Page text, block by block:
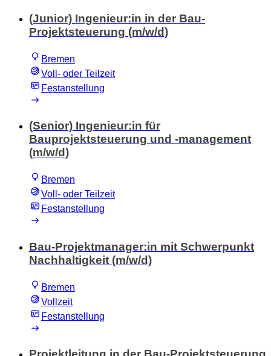
(Junior) Ingenieur:in in der Bau-
Projektsteuerung (m/w/d)
Bremen
Voll- oder Teilzeit
Festanstellung
(Senior) Ingenieur:in für
Bauprojektsteuerung und -management
(m/w/d)
Bremen
Voll- oder Teilzeit
Festanstellung
Bau-Projektmanager:in mit Schwerpunkt
Nachhaltigkeit (m/w/d)
Bremen
Vollzeit
Festanstellung